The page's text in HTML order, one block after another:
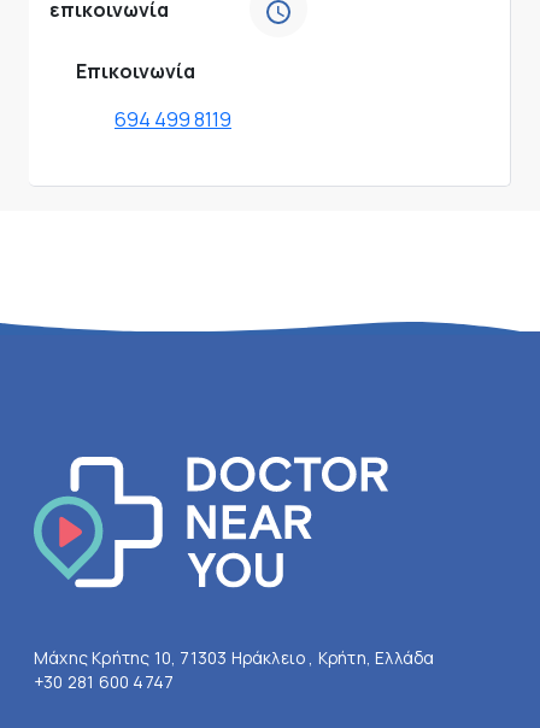
επικοινωνία
Επικοινωνία
694 499 8119
Μάχης Κρήτης 10, 71303 Ηράκλειο , Κρήτη, Ελλάδα
+30 281 600 4747